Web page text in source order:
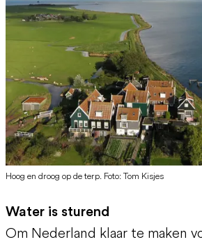
Hoog en droog op de terp. Foto: Tom Kisjes
Water is sturend
Om Nederland klaar te maken